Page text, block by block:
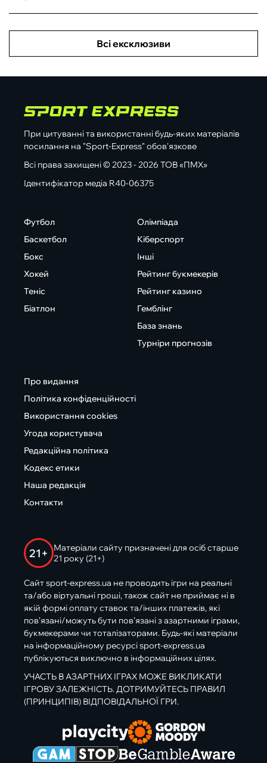
Всі ексклюзиви
При цитуванні та використанні будь-яких матеріалів
посилання на "Sport-Express" обов'язкове
Всі права захищені © 2023 - 2026 ТОВ «ПМХ»
Ідентифікатор медіа R40-06375
Футбол
Баскетбол
Бокс
Хокей
Теніс
Біатлон
Олімпіада
Кіберспорт
Інші
Рейтинг букмекерів
Рейтинг казино
Гемблінг
База знань
Турніри прогнозів
Про видання
Політика конфіденційності
Використання cookies
Угода користувача
Редакційна політика
Кодекс етики
Наша редакція
Контакти
21+
Матеріали сайту призначені для осіб старше
21 року (21+)
Сайт sport-express.ua не проводить ігри на реальні
та/або віртуальні гроші, також сайт не приймає ні в
якій формі оплату ставок та/інших платежів, які
пов’язані/можуть бути пов’язані з азартними іграми,
букмекерами чи тоталізаторами. Будь-які матеріали
на інформаційному ресурсі sport-express.ua
публікуються виключно в інформаційних цілях.
УЧАСТЬ В АЗАРТНИХ ІГРАХ МОЖЕ ВИКЛИКАТИ
ІГРОВУ ЗАЛЕЖНІСТЬ. ДОТРИМУЙТЕСЬ ПРАВИЛ
(ПРИНЦИПІВ) ВІДПОВІДАЛЬНОЇ ГРИ.